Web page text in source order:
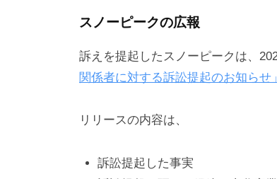
スノーピークの広報
訴えを提起したスノーピークは、
関係者に対する訴訟提起のお知らせ」
リリースの内容は、
訴訟提起した事実